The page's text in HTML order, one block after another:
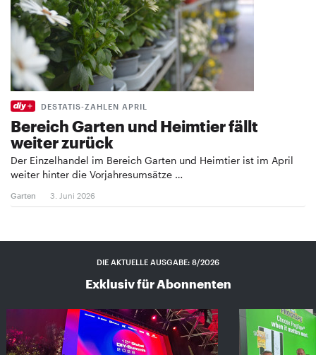
DESTATIS-ZAHLEN APRIL
Bereich Garten und Heimtier fällt
weiter zurück
Der Einzelhandel im Bereich Garten und Heimtier ist im April
weiter hinter die Vorjahresumsätze …
Garten 3. Juni 2026
DIE AKTUELLE AUSGABE: 8/2026
Exklusiv für Abonnenten